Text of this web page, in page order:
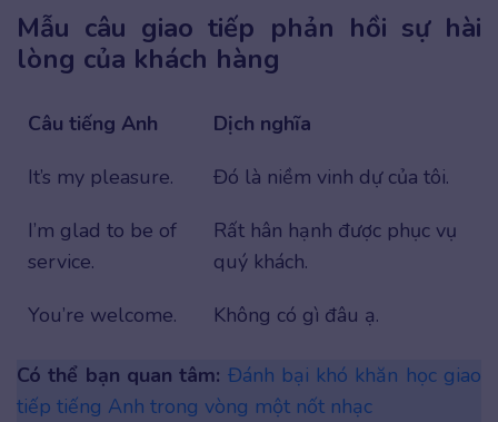
Mẫu câu giao tiếp phản hồi sự hài
lòng của khách hàng
Câu tiếng Anh
Dịch nghĩa
It’s my pleasure.
Đó là niềm vinh dự của tôi.
I’m glad to be of
service.
Rất hân hạnh được phục vụ
quý khách.
You’re welcome.
Không có gì đâu ạ.
Có thể bạn quan tâm: Đánh bại khó khăn học giao
tiếp tiếng Anh trong vòng một nốt nhạc